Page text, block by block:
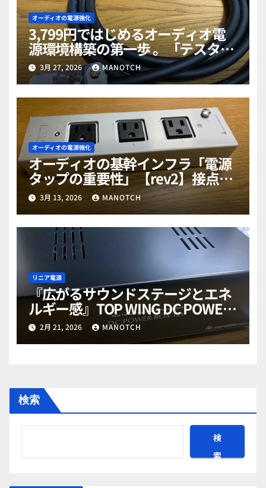
オーディオの電源強化
3,799円ではじめるオーディオ電
源環境構築の第一歩 。「テスター
とドライヤーで暴く249mΩの謎」
3月 27, 2026 MANOTCH
オーディオの電源強化
オーディオの基幹インフラ「電源
タップの重要性」【rev2】接点劣
化の警鐘と最新活用術
3月 13, 2026 MANOTCH
リニア電源
『広がるサウンドステージとエネ
ルギー感』TOP WING DC POWER
BOX 12V オーディオ用リニア電源
徹底レビュー（内部分解写真と考
2月 21, 2026 MANOTCH
検索
検
索